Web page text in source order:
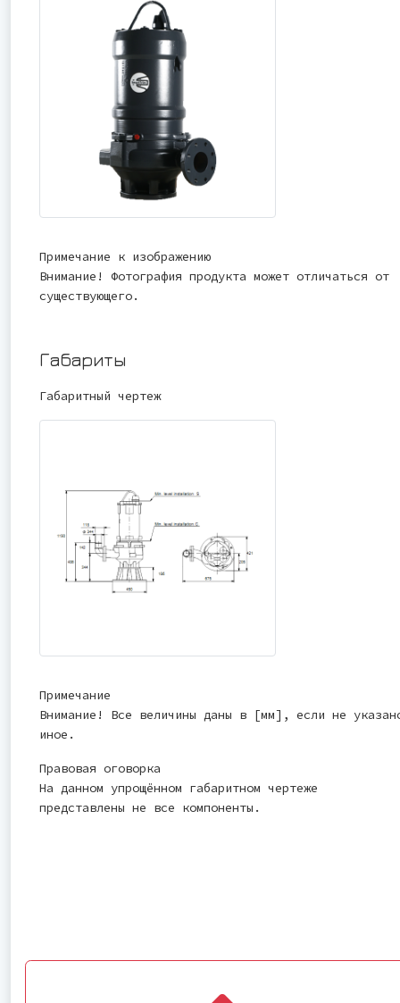
Примечание к изображению
Внимание! Фотография продукта может отличаться от
существующего.
Габариты
Габаритный чертеж
Примечание
Внимание! Все величины даны в [мм], если не
иное.
Правовая оговорка
На данном упрощённом габаритном чертеже
представлены не все компоненты.